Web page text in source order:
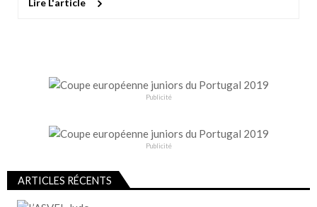
Lire L'article
Publicité
Publicité
ARTICLES RÉCENTS